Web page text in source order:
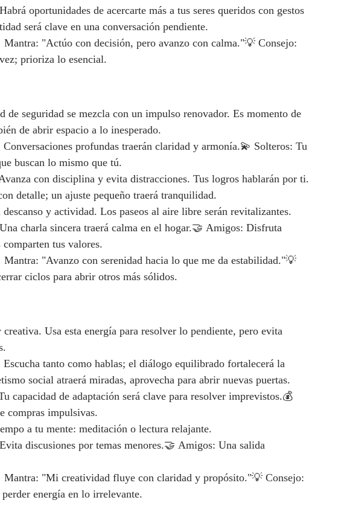
oportunidades de acercarte más a tus seres queridos con gestos
será clave en una conversación pendiente.
Mantra: "Actúo con decisión, pero avanzo con calma."💡 Consejo:
prioriza lo esencial.
de seguridad se mezcla con un impulso renovador. Es momento de
de abrir espacio a lo inesperado.
profundas traerán claridad y armonía.💫 Solteros: Tu
buscan lo mismo que tú.
con disciplina y evita distracciones. Tus logros hablarán por ti.
detalle; un ajuste pequeño traerá tranquilidad.
y actividad. Los paseos al aire libre serán revitalizantes.
charla sincera traerá calma en el hogar.🤝 Amigos: Disfruta
tus valores.
Mantra: "Avanzo con serenidad hacia lo que me da estabilidad."💡
ciclos para abrir otros más sólidos.
Usa esta energía para resolver lo pendiente, pero evita
tanto como hablas; el diálogo equilibrado fortalecerá la
social atraerá miradas, aprovecha para abrir nuevas puertas.
capacidad de adaptación será clave para resolver imprevistos.💰
compras impulsivas.
a tu mente: meditación o lectura relajante.
discusiones por temas menores.🤝 Amigos: Una salida
Mantra: "Mi creatividad fluye con claridad y propósito."💡 Consejo:
energía en lo irrelevante.